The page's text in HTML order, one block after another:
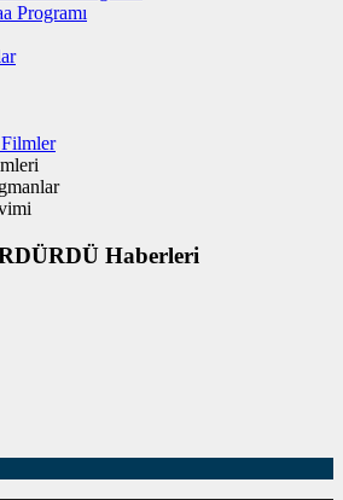
Programı
Haberleri